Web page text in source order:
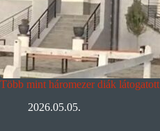
Több mint háromezer diák
2026.05.05.